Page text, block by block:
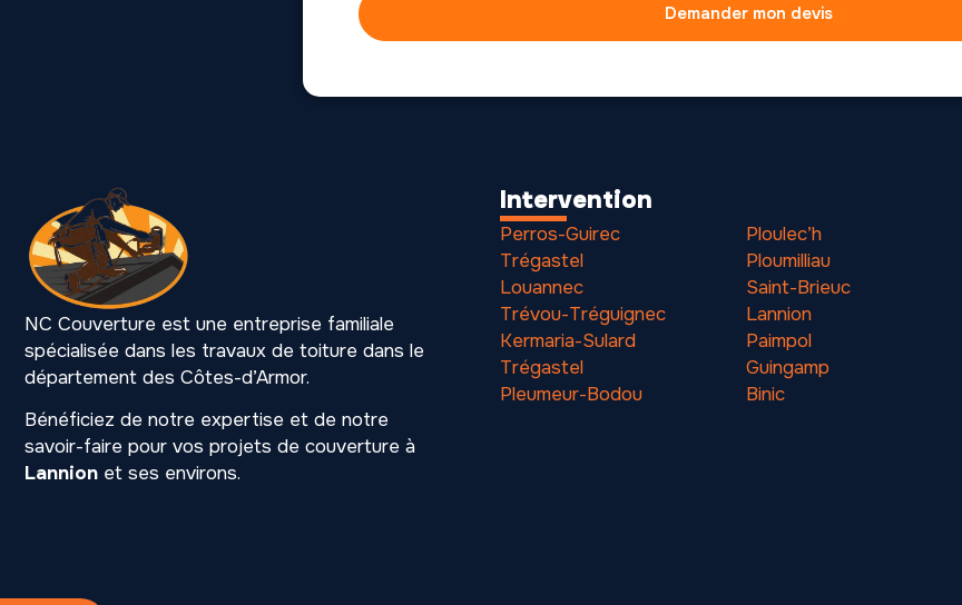
Demander mon devis
NC Couverture est une entreprise familiale
spécialisée dans les travaux de toiture dans le
département des Côtes-d’Armor.
Bénéficiez de notre expertise et de notre
savoir-faire pour vos projets de couverture à
Lannion et ses environs.
Intervention
Perros-Guirec
Trégastel
Louannec
Trévou-Tréguignec
Kermaria-Sulard
Trégastel
Pleumeur-Bodou
Ploulec’h
Ploumilliau
Saint-Brieuc
Lannion
Paimpol
Guingamp
Binic